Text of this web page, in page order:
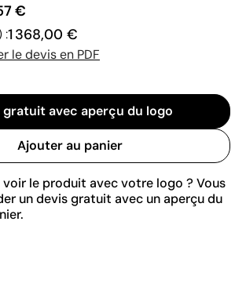
€
:1 368,00 €
le devis en PDF
gratuit avec aperçu du logo
Ajouter au panier
voir le produit avec votre logo ? Vous
un devis gratuit avec un aperçu du